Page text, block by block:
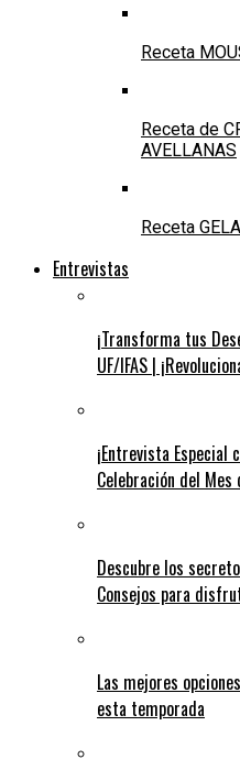
Receta
Receta de
AVELLANAS
Receta
Entrevistas
¡Transforma tus
UF/IFAS |
¡Entrevista Especial
Celebración del
Descubre los
Consejos para
Las mejores
esta temporada